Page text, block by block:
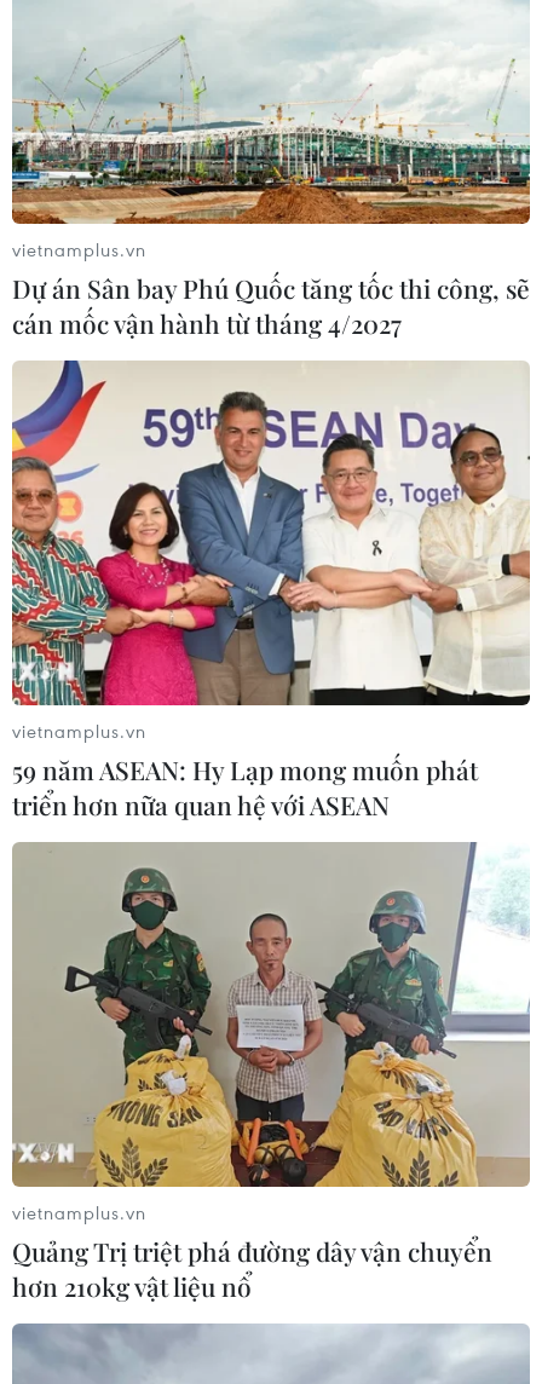
vietnamplus.vn
Dự án Sân bay Phú Quốc tăng tốc thi công, sẽ
cán mốc vận hành từ tháng 4/2027
vietnamplus.vn
59 năm ASEAN: Hy Lạp mong muốn phát
triển hơn nữa quan hệ với ASEAN
vietnamplus.vn
Quảng Trị triệt phá đường dây vận chuyển
hơn 210kg vật liệu nổ